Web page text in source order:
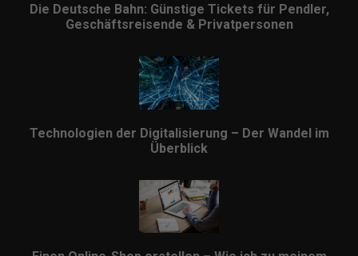
Die Deutsche Bahn: Günstige Tickets für Pendler,
Geschäftsreisende & Privatpersonen
Technologien der Digitalisierung – Der Wandel im
Überblick